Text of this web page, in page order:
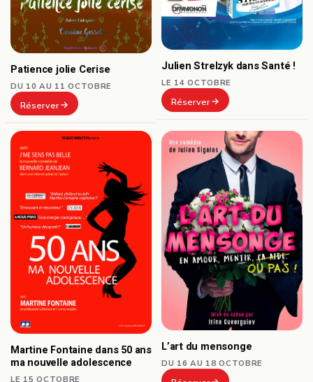
Patience jolie Cerise
DU 10 AU 11 OCTOBRE
Réserver
Julien Strelzyk dans Santé !
LE 14 OCTOBRE
Réserver
Martine Fontaine dans 50 ans
ma nouvelle adolescence
LE 15 OCTOBRE
L’art du mensonge
DU 16 AU 18 OCTOBRE